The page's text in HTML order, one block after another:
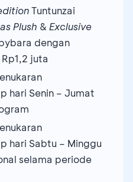
Tuntunzai
Plush & Exclusive
dengan
juta
hari Senin – Jumat
hari Sabtu – Minggu
selama periode